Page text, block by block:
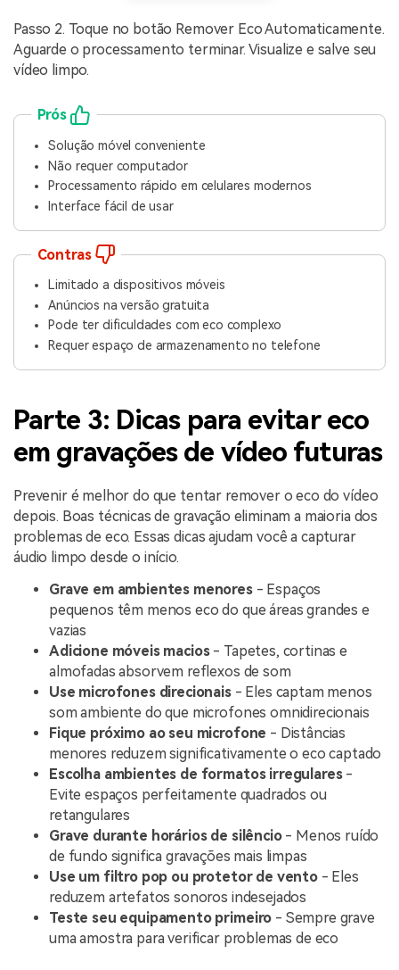
Passo 2. Toque no botão Remover Eco Automaticamente.
Aguarde o processamento terminar. Visualize e salve seu
vídeo limpo.
Prós
Solução móvel conveniente
Não requer computador
Processamento rápido em celulares modernos
Interface fácil de usar
Contras
Limitado a dispositivos móveis
Anúncios na versão gratuita
Pode ter dificuldades com eco complexo
Requer espaço de armazenamento no telefone
Parte 3: Dicas para evitar eco
em gravações de vídeo futuras
Prevenir é melhor do que tentar remover o eco do vídeo
depois. Boas técnicas de gravação eliminam a maioria dos
problemas de eco. Essas dicas ajudam você a capturar
áudio limpo desde o início.
Grave em ambientes menores- Espaços
pequenos têm menos eco do que áreas grandes e
vazias
Adicione móveis macios- Tapetes, cortinas e
almofadas absorvem reflexos de som
Use microfones direcionais- Eles captam menos
som ambiente do que microfones omnidirecionais
Fique próximo ao seu microfone - Distâncias
menores reduzem significativamente o eco captado
Escolha ambientes de formatos irregulares-
Evite espaços perfeitamente quadrados ou
retangulares
Grave durante horários de silêncio- Menos ruído
de fundo significa gravações mais limpas
Use um filtro pop ou protetor de vento- Eles
reduzem artefatos sonoros indesejados
Teste seu equipamento primeiro - Sempre grave
uma amostra para verificar problemas de eco